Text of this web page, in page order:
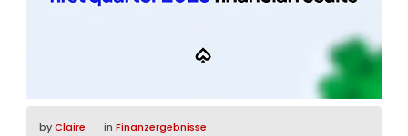
byClaire in Finanzergebnisse